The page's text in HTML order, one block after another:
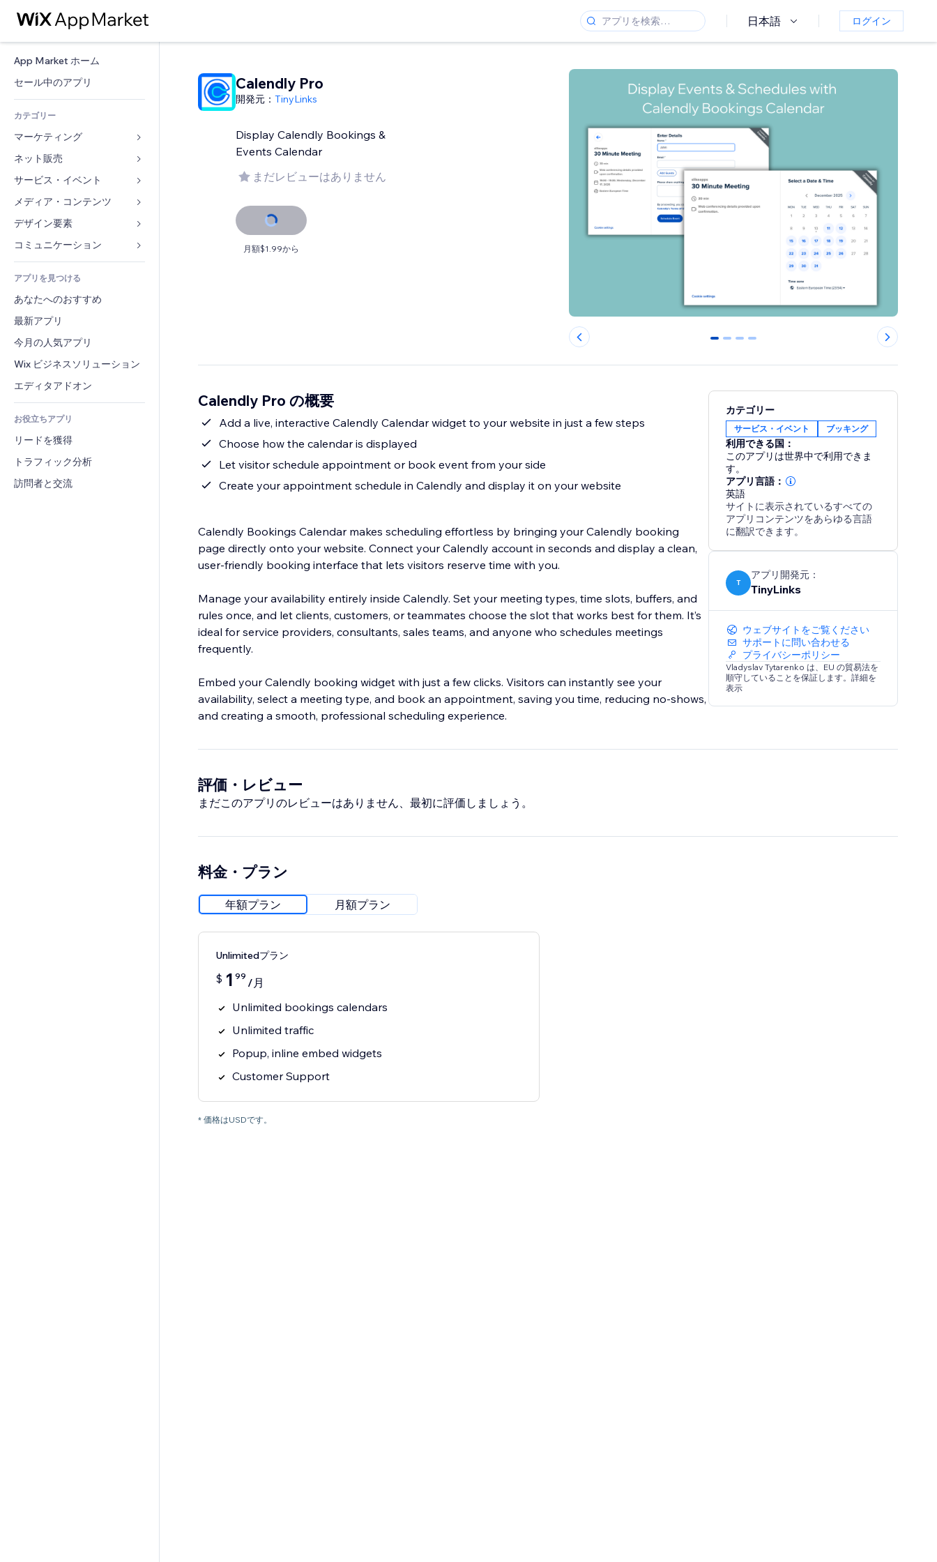
日本語 ログイン
App Market ホーム
セール中のアプリ
カテゴリー
マーケティング
広告
モバイル
アクセス解析
リスティング広告
メール
コンバージョン
ネット販売
ストア用アプリ
発送・配達
販売ボタン
会計
クーポン・特典
倉庫管理ソリューション
ドロップシッピング
食品・飲料
サービス・イベント
ホテル
イベント
レストラン
不動産
ブッキング
メディア・コンテンツ
ギャラリー
音楽
ポッドキャスト
写真
動画
PDF
ファイル共有
ニュース
デザイン要素
マップ・ナビ
プライバシー・セキュリティ
時計
ページテンプレート
画像効果
ボタン・メニュー
バナー・バッジ
電卓
検索
天気
チャート・テーブル
フォーム
ブログ
投票
チャット
コメント
電話
コミュニティィ
レビュー・お客さまの声
CRM
アプリを見つける
あなたへのおすすめ
最新アプリ
今月の人気アプリ
Wix ビジネスソリューション
エディタアドオン
お役立ちアプリ
リードを獲得
トラフィック分析
訪問者と交流
Calendly Pro
開発元： TinyLinks
Display Calendly Bookings &
Events Calendar
まだレビューはありません
月額$1.99から
0 1 2 3
Calendly Pro の概要
Add a live, interactive Calendly Calendar widget to your website in just a few steps
Choose how the calendar is displayed
Let visitor schedule appointment or book event from your side
Create your appointment schedule in Calendly and display it on your website
Calendly Bookings Calendar makes scheduling effortless by bringing your Calendly booking
page directly onto your website. Connect your Calendly account in seconds and display a clean,
user-friendly booking interface that lets visitors reserve time with you.
Manage your availability entirely inside Calendly. Set your meeting types, time slots, buffers, and
rules once, and let clients, customers, or teammates choose the slot that works best for them. It’s
ideal for service providers, consultants, sales teams, and anyone who schedules meetings
frequently.
Embed your Calendly booking widget with just a few clicks. Visitors can instantly see your
availability, select a meeting type, and book an appointment, saving you time, reducing no-shows,
and creating a smooth, professional scheduling experience.
カテゴリー
サービス・イベント ブッキング
利用できる国：
このアプリは世界中で利用できま
す。
アプリ言語：
英語
サイトに表示されているすべての
アプリコンテンツをあらゆる言語
に翻訳できます。
T
アプリ開発元：
TinyLinks
ウェブサイトをご覧ください
サポートに問い合わせる
プライバシーポリシー
Vladyslav Tytarenko は、EU の貿易法を
順守していることを保証します。詳細を
表示
評価・レビュー
まだこのアプリのレビューはありません、最初に評価しましょう。
料金・プラン
年額プラン 月額プラン
Unlimitedプラン
$ 1 99 /月
Unlimited bookings calendars
Unlimited traffic
Popup, inline embed widgets
Customer Support
* 価格はUSDです。